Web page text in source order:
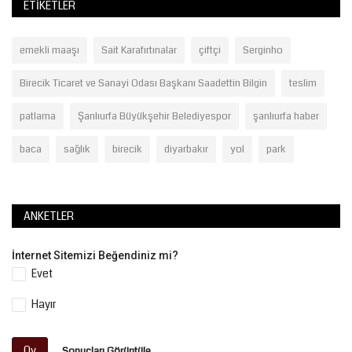
ETIKETLER
emekli maaşı Sait Karafırtınalar çiftçi Serginho
Birecik Ticaret ve Sanayi Odası Başkanı Saadettin Bilgin teslim
patlama Şanlıurfa Büyükşehir Belediyespor şanlıurfa haber
baca sağlık birecik diyarbakır yol park
ANKETLER
İnternet Sitemizi Beğendiniz mi?
Evet
Hayır